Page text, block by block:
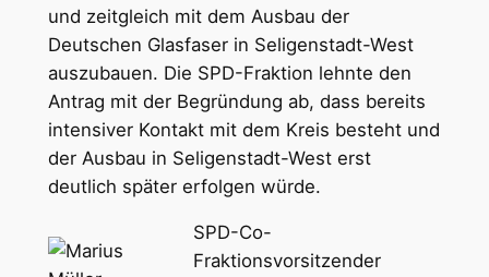
und zeitgleich mit dem Ausbau der
Deutschen Glasfaser in Seligenstadt-West
auszubauen. Die SPD-Fraktion lehnte den
Antrag mit der Begründung ab, dass bereits
intensiver Kontakt mit dem Kreis besteht und
der Ausbau in Seligenstadt-West erst
deutlich später erfolgen würde.
SPD-Co-
Fraktionsvorsitzender